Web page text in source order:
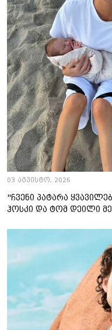
03 აგვისტო, 2026
"ჩვენი პატარა
ჰოსკი და ტომ დეილი